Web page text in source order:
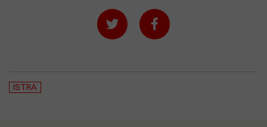
ISTRA